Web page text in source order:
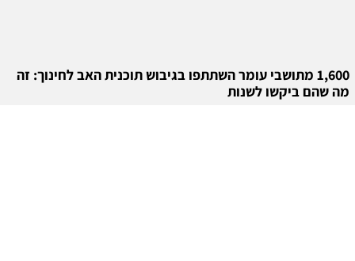
1,600 מתושבי עומר השתתפו בגיבוש תוכנית האב לחינוך: זה
מה שהם ביקשו לשנות